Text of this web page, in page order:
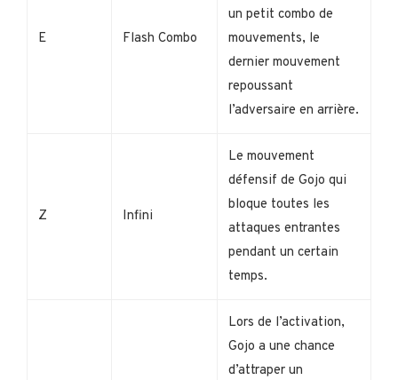
E Flash Combo
un petit combo de
mouvements, le
dernier mouvement
repoussant
l’adversaire en arrière.
Z Infini
Le mouvement
défensif de Gojo qui
bloque toutes les
attaques entrantes
pendant un certain
temps.
Lors de l’activation,
Gojo a une chance
d’attraper un